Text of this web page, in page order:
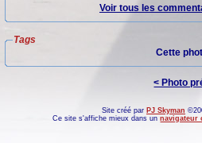
Voir tous les
Tags
Cette
< Photo
Site créé par PJ Skyman
Ce site s'affiche mieux dans unnavigateur